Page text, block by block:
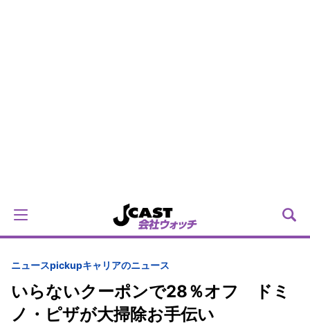
ニュースpickupキャリアのニュース
いらないクーポンで28％オフ ドミ
ノ・ピザが大掃除お手伝い